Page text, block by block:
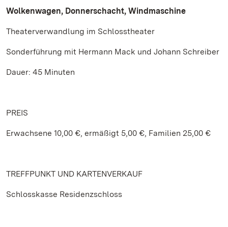
Wolkenwagen, Donnerschacht, Windmaschine
Theaterverwandlung im Schlosstheater
Sonderführung mit Hermann Mack und Johann Schreiber
Dauer: 45 Minuten
PREIS
Erwachsene 10,00 €, ermäßigt 5,00 €, Familien 25,00 €
TREFFPUNKT UND KARTENVERKAUF
Schlosskasse Residenzschloss